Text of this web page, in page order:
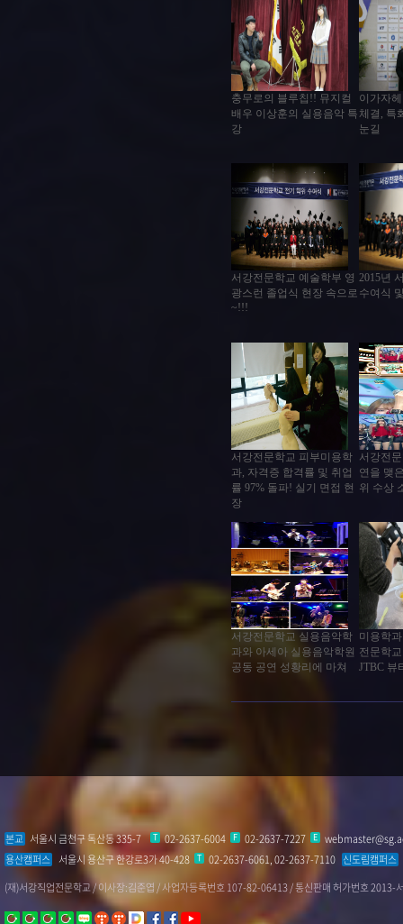
본교 서울시 금천구 독산동 335-7 T 02-2637-6004 F 02-2637-7227 E
용산캠퍼스 서울시 용산구 한강로3가 40-428 T 02-2637-6061, 02-2637-7110 신도림캠퍼스
(재)서강직업전문학교 / 이사장:김준엽 / 사업자등록번호 107-82-06413 / 통신판매 허가번호 2013-